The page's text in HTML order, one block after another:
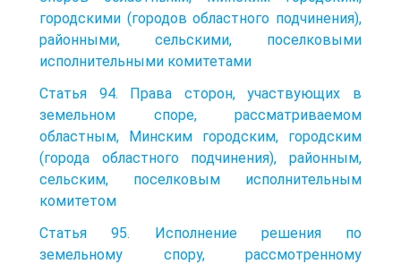
городскими (городов областного подчинения),
районными, сельскими, поселковыми
исполнительными комитетами
Статья 94. Права сторон, участвующих в
земельном споре, рассматриваемом
областным, Минским городским, городским
(города областного подчинения), районным,
сельским, поселковым исполнительным
комитетом
Статья 95. Исполнение решения по
земельному спору, рассмотренному